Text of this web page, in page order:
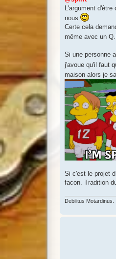
a
e
L'argument
nous
Certe cela
même avec un
Si une personne
j'avoue qu'il faut
maison alors je
Si c'est le projet
facon. Tradition
Debilitus Motardinus.